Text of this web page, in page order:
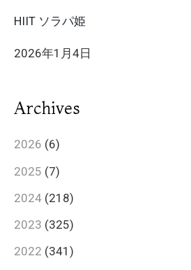
HIIT ソラパ姫
2026年1月4日
Archives
2026 (6)
2025 (7)
2024 (218)
2023 (325)
2022 (341)